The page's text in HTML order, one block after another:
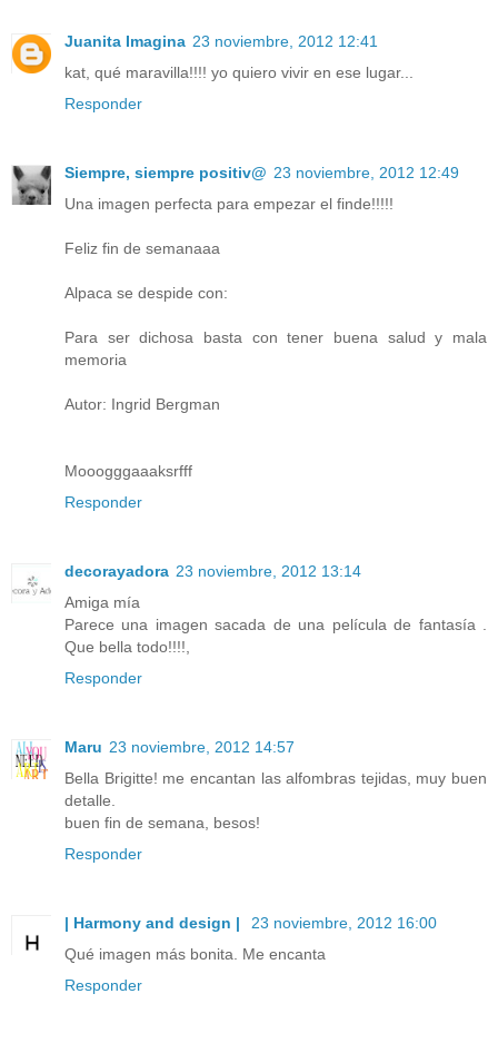
Juanita Imagina 23 noviembre, 2012 12:41
kat, qué maravilla!!!! yo quiero vivir en ese lugar...
Responder
Siempre, siempre positiv@ 23 noviembre, 2012 12:49
Una imagen perfecta para empezar el finde!!!!!
Feliz fin de semanaaa
Alpaca se despide con:
Para ser dichosa basta con tener buena salud y mala
memoria
Autor: Ingrid Bergman
Mooogggaaaksrfff
Responder
decorayadora 23 noviembre, 2012 13:14
Amiga mía
Parece una imagen sacada de una película de fantasía .
Que bella todo!!!!,
Responder
Maru 23 noviembre, 2012 14:57
Bella Brigitte! me encantan las alfombras tejidas, muy buen
detalle.
buen fin de semana, besos!
Responder
| Harmony and design |
23 noviembre, 2012 16:00
Qué imagen más bonita. Me encanta
Responder